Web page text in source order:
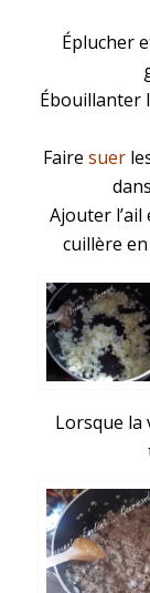
Éplucher
Ébouillanter
Faire suer
Ajouter
cuillère
Lorsque la